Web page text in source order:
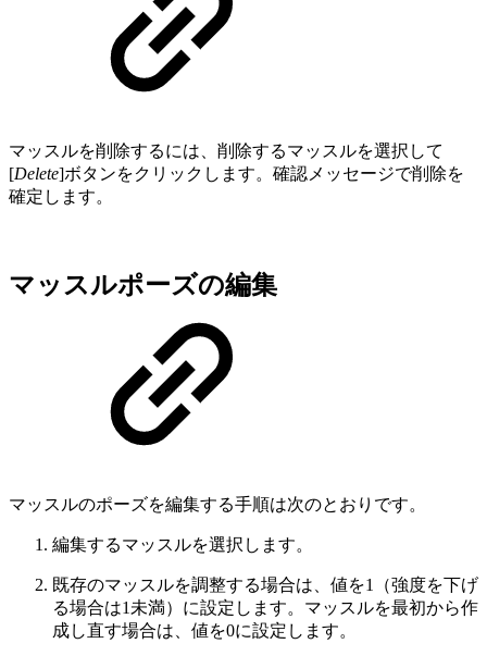
マッスルを削除するには、削除するマッスルを選択して
[Delete]ボタンをクリックします。確認メッセージで削除を
確定します。
マッスルポーズの編集
マッスルのポーズを編集する手順は次のとおりです。
編集するマッスルを選択します。
既存のマッスルを調整する場合は、値を1（強度を下げ
る場合は1未満）に設定します。マッスルを最初から作
成し直す場合は、値を0に設定します。